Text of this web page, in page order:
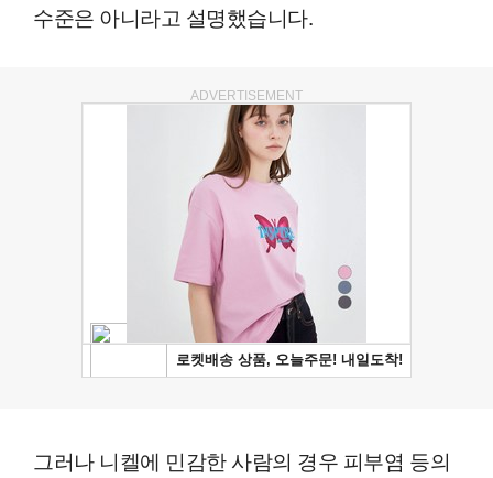
수준은 아니라고 설명했습니다.
ADVERTISEMENT
그러나 니켈에 민감한 사람의 경우 피부염 등의